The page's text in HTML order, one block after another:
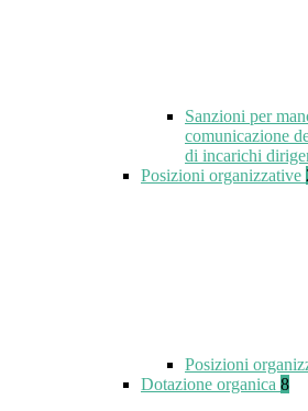
Sanzioni per
comunicazione
di incarichi
Posizioni organizzative
Posizioni
Dotazione organica 8